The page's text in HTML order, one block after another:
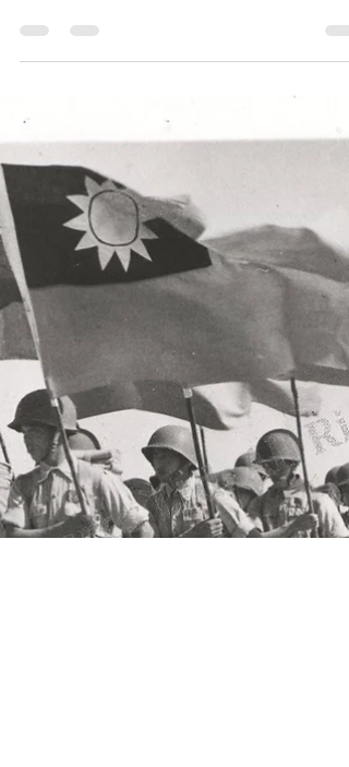
系列：聯合國共同宣言簽署
紀念封
民國81年(1992)二戰50週年系列：聯合國共
宣言簽署紀念封 《Black Water Museum
Collections | 黑水博物館館藏》 U.N.
DECLARATION SIGNED January 1, 1942 ●
Washington, D.C. 50th Anniversary of World
II Commemorative Covers 聯合國共同宣言簽署
紀念-民國31年1月1日，華盛頓哥倫比亞特
區，聯合國共同宣言簽署50周年紀念封，民
81年1月1日(1992)發行《Black Water Museum
Collections | 黑水博物館館藏》 1. 基本資料
物名稱： 民國81年(1992)二戰50週年系列：聯
合國共同宣言簽署紀念封 英文名稱： 1992
50th Anniversary of World War II Comm